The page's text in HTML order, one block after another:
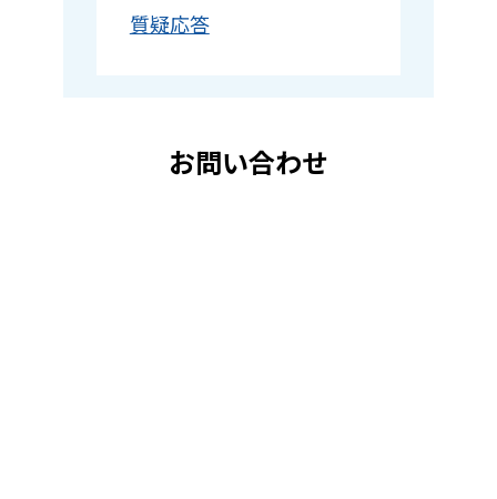
質疑応答
お問い合わせ